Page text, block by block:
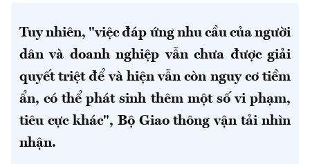
Tuy nhiên, "việc đáp ứng nhu cầu của người
dân và doanh nghiệp vẫn chưa được giải
quyết triệt để và hiện vẫn còn nguy cơ tiềm
ẩn, có thể phát sinh thêm một số vi phạm,
tiêu cực khác", Bộ Giao thông vận tải nhìn
nhận.